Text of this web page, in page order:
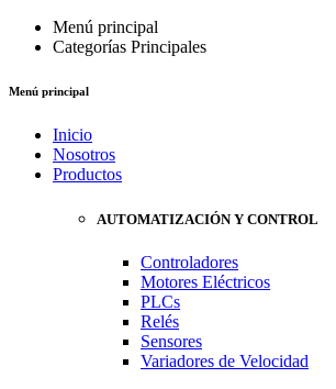
Menú principal
Categorías Principales
Menú principal
Inicio
Nosotros
Productos
AUTOMATIZACIÓN Y CONTROL
Controladores
Motores Eléctricos
PLCs
Relés
Sensores
Variadores de Velocidad